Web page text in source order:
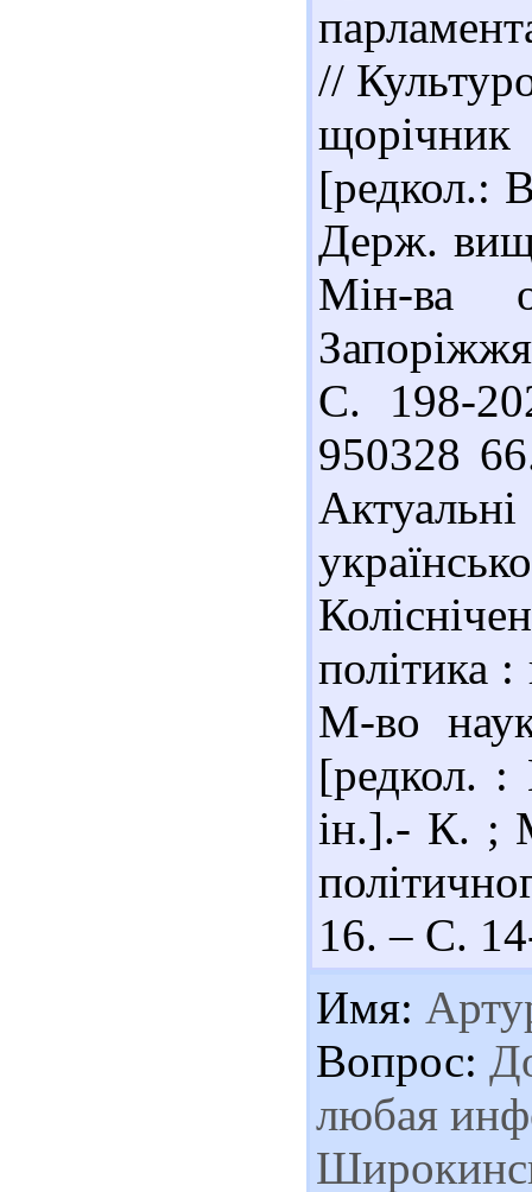
//
[редкол.:
Держ.
Мін-ва
С. 198-
950328
політика :
М-во
[редкол. :
ін.].- К. ;
16. – С.
Имя:
Вопрос:
любая